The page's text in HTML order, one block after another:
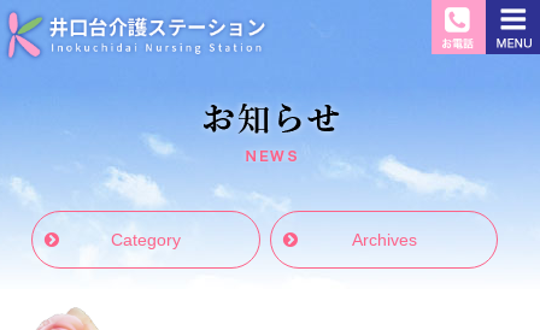
井口台介護ス
Category Archives